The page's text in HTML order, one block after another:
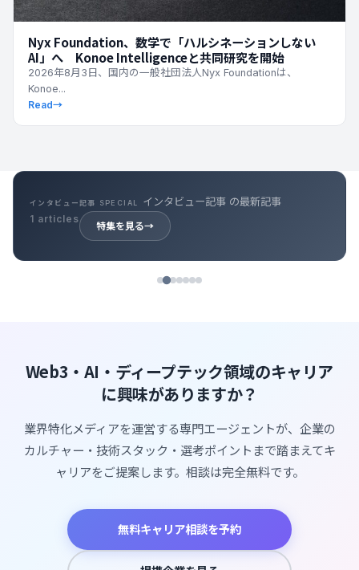
Nyx Foundation、数学で「ハルシネーションしない
AI」へ Konoe Intelligenceと共同研究を開始
2026年8月3日、国内の一般社団法人Nyx Foundationは、
Konoe...
Read→
インタビュー記事 SPECIAL インタビュー記事 の最新記事
1 articles
特集を見る→
Web3・AI・ディープテック領域のキャリア
に興味がありますか？
業界特化メディアを運営する専門エージェントが、企業の
カルチャー・技術スタック・選考ポイントまで踏まえてキ
ャリアをご提案します。相談は完全無料です。
無料キャリア相談を予約